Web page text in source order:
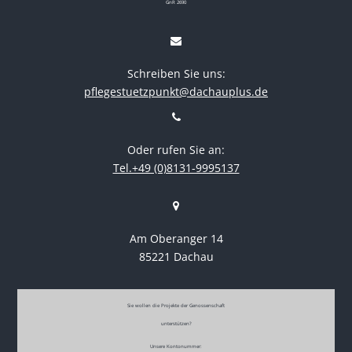
GnR 2690
Schreiben Sie uns:
pflegestuetzpunkt@dachauplus.de
Oder rufen Sie an:
Tel.+49 (0)8131-9995137
Am Oberanger 14
85221 Dachau
Sie wollen die Projekte der Genossenschaft
unterstützen?
Unsere Kontonummer: